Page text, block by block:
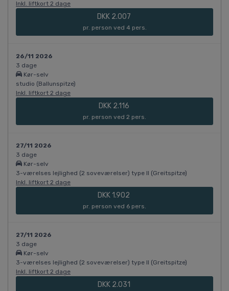
Inkl. liftkort 2 dage
DKK 2.007
pr. person ved 4 pers.
26/11 2026
3 dage
Kør-selv
studio (Ballunspitze)
Inkl. liftkort 2 dage
DKK 2.116
pr. person ved 2 pers.
27/11 2026
3 dage
Kør-selv
3-værelses lejlighed (2 soveværelser) type II (Greitspitze)
Inkl. liftkort 2 dage
DKK 1.902
pr. person ved 6 pers.
27/11 2026
3 dage
Kør-selv
3-værelses lejlighed (2 soveværelser) type II (Greitspitze)
Inkl. liftkort 2 dage
DKK 2.031